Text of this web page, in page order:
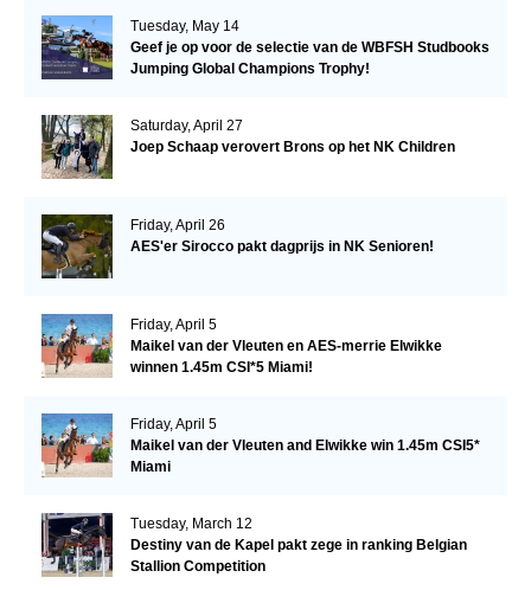
Tuesday, May 14
Geef je op voor de selectie van de WBFSH Studbooks
Jumping Global Champions Trophy!
Saturday, April 27
Joep Schaap verovert Brons op het NK Children
Friday, April 26
AES'er Sirocco pakt dagprijs in NK Senioren!
Friday, April 5
Maikel van der Vleuten en AES-merrie Elwikke
winnen 1.45m CSI*5 Miami!
Friday, April 5
Maikel van der Vleuten and Elwikke win 1.45m CSI5*
Miami
Tuesday, March 12
Destiny van de Kapel pakt zege in ranking Belgian
Stallion Competition